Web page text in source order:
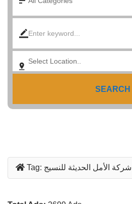
SEARCH
Tag: شركة الأمل الحديثة للنسيج